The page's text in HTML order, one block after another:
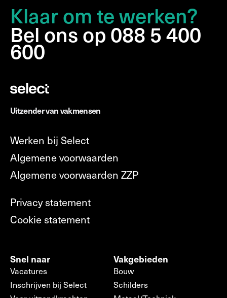
Klaar om te werken?
Bel ons op 088 5 400
600
Uitzender van vakmensen
Werken bij Select
Algemene voorwaarden
Algemene voorwaarden ZZP
Privacy statement
Cookie statement
Snel naar
Vacatures
Inschrijven bij Select
Vakgebieden
Bouw
Schilders